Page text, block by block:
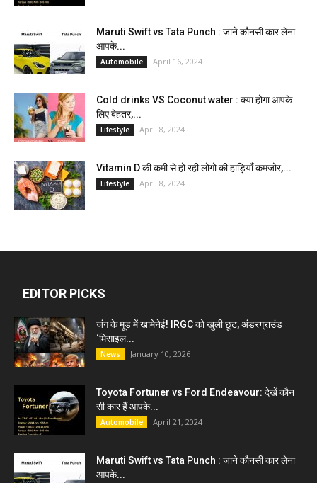
Maruti Swift vs Tata Punch : जाने कौनसी कार लेना
आपके...
Automobile April 16, 2024
Cold drinks VS Coconut water : क्या होगा आपके
लिए बेहतर,...
Lifestyle April 8, 2024
Vitamin D की कमी से हो रही लोगो की हाड़ियाँ कमजोर,...
Lifestyle April 8, 2024
EDITOR PICKS
जंग के मूड में खामेनेई! IRGC को खुली छूट, अंडरग्राउंड
‘मिसाइल...
News January 10, 2026
Toyota Fortuner vs Ford Endeavour: देखें कौन
सी कार हैं आपके...
Automobile April 21, 2024
Maruti Swift vs Tata Punch : जाने कौनसी कार लेना
आपके...